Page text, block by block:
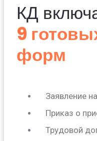
КД
9
форм
Заявление
Приказ о
Трудовой